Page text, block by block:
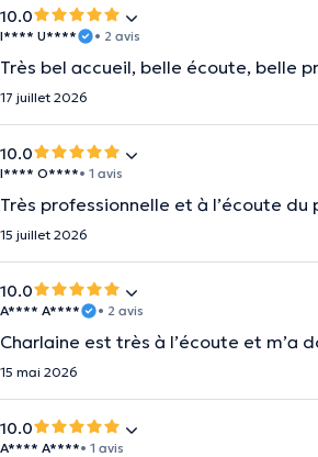
10.0
I**** U**** • 2 avis
Très bel accueil, belle écoute, belle
17 juillet 2026
10.0
I**** O****• 1 avis
Très professionnelle et à l’écoute du
15 juillet 2026
10.0
A**** A**** • 2 avis
Charlaine est très à l’écoute et m’a
15 mai 2026
10.0
A**** A****• 1 avis